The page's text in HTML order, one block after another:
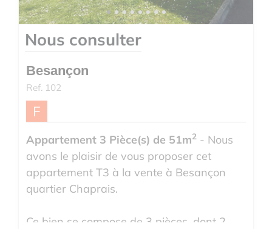
Besançon
Ref. 102
F
Appartement 3 Pièce(s) de 51m2 - Nous
avons le plaisir de vous proposer cet
appartement T3 à la vente à Besançon
quartier Chaprais.
Ce bien se compose de 3 pièces, dont 2
Nous consulter